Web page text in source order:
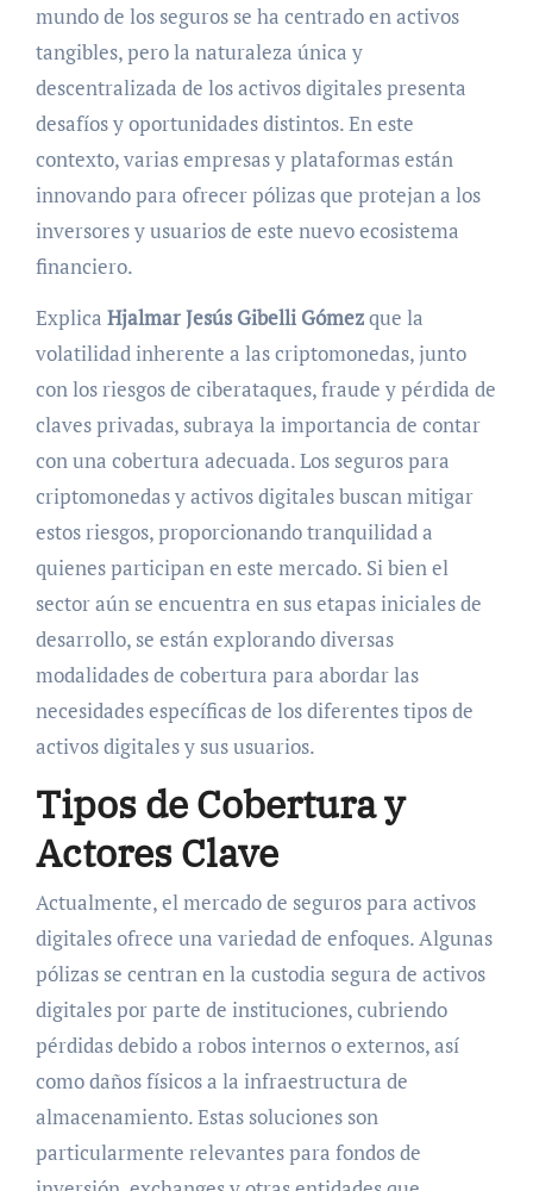
mundo de los seguros se ha centrado en activos
tangibles, pero la naturaleza única y
descentralizada de los activos digitales presenta
desafíos y oportunidades distintos. En este
contexto, varias empresas y plataformas están
innovando para ofrecer pólizas que protejan a los
inversores y usuarios de este nuevo ecosistema
financiero.
Explica Hjalmar Jesús Gibelli Gómezque la
volatilidad inherente a las criptomonedas, junto
con los riesgos de ciberataques, fraude y pérdida de
claves privadas, subraya la importancia de contar
con una cobertura adecuada. Los seguros para
criptomonedas y activos digitales buscan mitigar
estos riesgos, proporcionando tranquilidad a
quienes participan en este mercado. Si bien el
sector aún se encuentra en sus etapas iniciales de
desarrollo, se están explorando diversas
modalidades de cobertura para abordar las
necesidades específicas de los diferentes tipos de
activos digitales y sus usuarios.
Tipos de Cobertura y
Actores Clave
Actualmente, el mercado de seguros para activos
digitales ofrece una variedad de enfoques. Algunas
pólizas se centran en la custodia segura de activos
digitales por parte de instituciones, cubriendo
pérdidas debido a robos internos o externos, así
como daños físicos a la infraestructura de
almacenamiento. Estas soluciones son
particularmente relevantes para fondos de